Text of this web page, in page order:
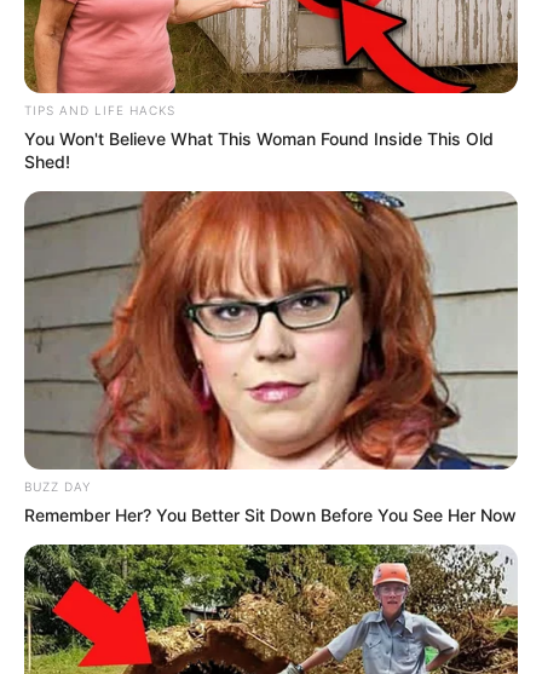
TIPS AND LIFE HACKS
You Won't Believe What This Woman Found Inside This Old
Shed!
BUZZ DAY
Remember Her? You Better Sit Down Before You See Her Now